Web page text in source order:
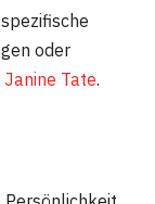
oder
Janine Tate​​.